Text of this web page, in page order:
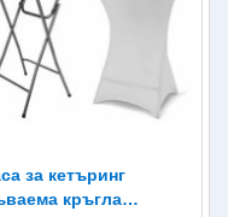
за кетъринг
кръгла